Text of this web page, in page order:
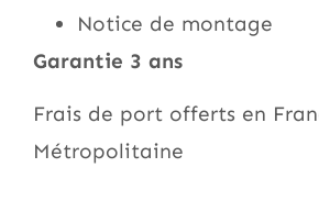
Notice de montage
Garantie 3 ans
Frais de port offerts en
Métropolitaine